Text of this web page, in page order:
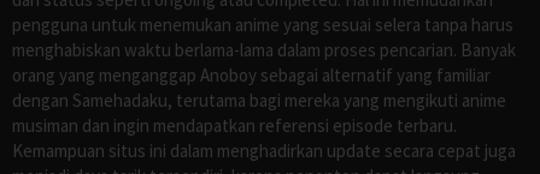
pengguna untuk menemukan anime yang sesuai selera tanpa harus
menghabiskan waktu berlama-lama dalam proses pencarian. Banyak
orang yang menganggap Anoboy sebagai alternatif yang familiar
dengan Samehadaku, terutama bagi mereka yang mengikuti anime
musiman dan ingin mendapatkan referensi episode terbaru.
Kemampuan situs ini dalam menghadirkan update secara cepat juga